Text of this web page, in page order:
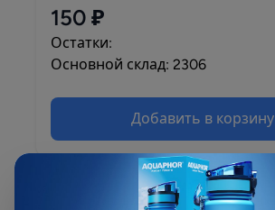
150 ₽
Остатки:
Основной склад: 2306
Добавить в корзину